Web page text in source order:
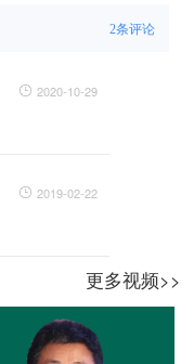
2条评论
2020-10-29
2019-02-22
更多视频>>